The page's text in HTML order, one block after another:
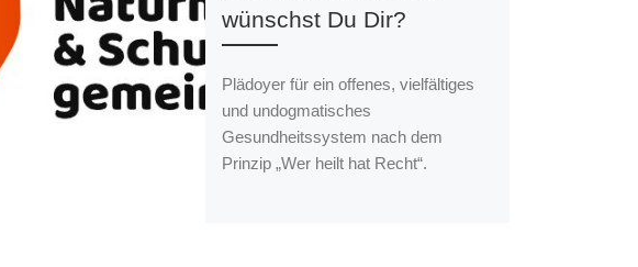
wünschst Du Dir?
Plädoyer für ein offenes, vielfältiges
und undogmatisches
Gesundheitssystem nach dem
Prinzip „Wer heilt hat Recht“.